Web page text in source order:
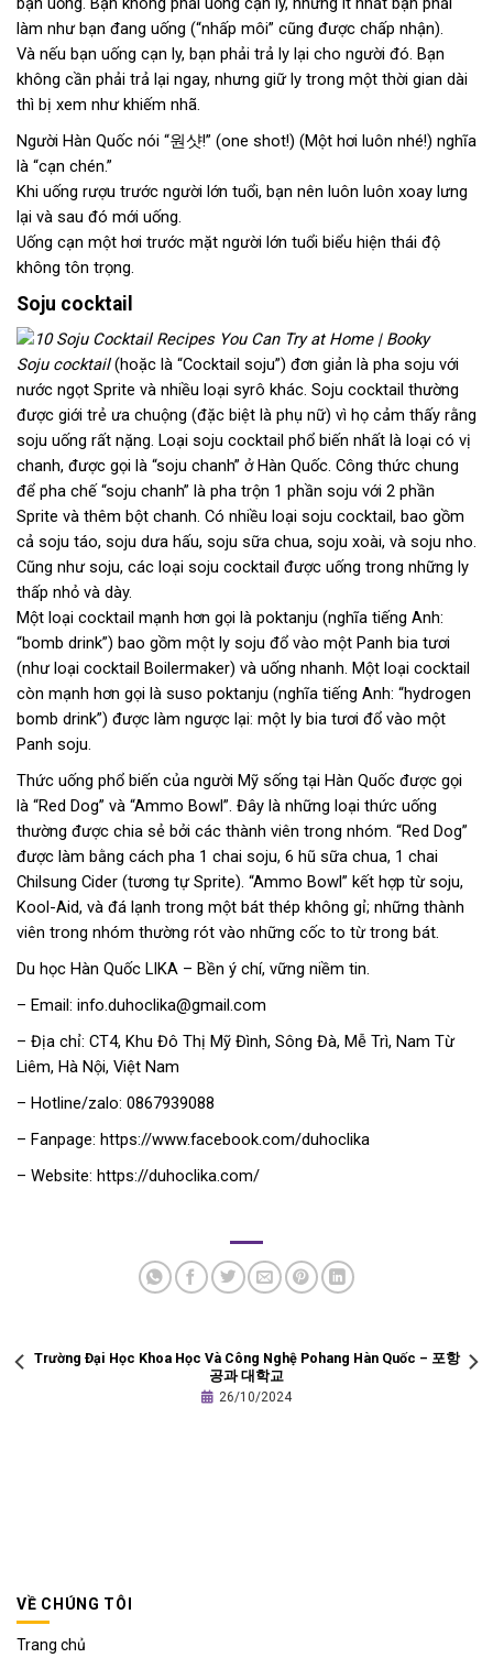
làm như bạn đang uống (“nhấp môi” cũng được chấp nhận).
Và nếu bạn uống cạn ly, bạn phải trả ly lại cho người đó. Bạn
không cần phải trả lại ngay, nhưng giữ ly trong một thời gian dài
thì bị xem như khiếm nhã.
Người Hàn Quốc nói “원샷!” (one shot!) (Một hơi luôn nhé!) nghĩa
là “cạn chén.”
Khi uống rượu trước người lớn tuổi, bạn nên luôn luôn xoay lưng
lại và sau đó mới uống.
Uống cạn một hơi trước mặt người lớn tuổi biểu hiện thái độ
không tôn trọng.
Soju cocktail
Soju cocktail(hoặc là “Cocktail soju”) đơn giản là pha soju với
nước ngọt Sprite và nhiều loại syrô khác. Soju cocktail thường
được giới trẻ ưa chuộng (đặc biệt là phụ nữ) vì họ cảm thấy rằng
soju uống rất nặng. Loại soju cocktail phổ biến nhất là loại có vị
chanh, được gọi là “soju chanh” ở Hàn Quốc. Công thức chung
để pha chế “soju chanh” là pha trộn 1 phần soju với 2 phần
Sprite và thêm bột chanh. Có nhiều loại soju cocktail, bao gồm
cả soju táo, soju dưa hấu, soju sữa chua, soju xoài, và soju nho.
Cũng như soju, các loại soju cocktail được uống trong những ly
thấp nhỏ và dày.
Một loại cocktail mạnh hơn gọi là poktanju (nghĩa tiếng Anh:
“bomb drink”) bao gồm một ly soju đổ vào một Panh bia tươi
(như loại cocktail Boilermaker) và uống nhanh. Một loại cocktail
còn mạnh hơn gọi là suso poktanju (nghĩa tiếng Anh: “hydrogen
bomb drink”) được làm ngược lại: một ly bia tươi đổ vào một
Panh soju.
Thức uống phổ biến của người Mỹ sống tại Hàn Quốc được gọi
là “Red Dog” và “Ammo Bowl”. Đây là những loại thức uống
thường được chia sẻ bởi các thành viên trong nhóm. “Red Dog”
được làm bằng cách pha 1 chai soju, 6 hũ sữa chua, 1 chai
Chilsung Cider (tương tự Sprite). “Ammo Bowl” kết hợp từ soju,
Kool-Aid, và đá lạnh trong một bát thép không gỉ; những thành
viên trong nhóm thường rót vào những cốc to từ trong bát.
Du học Hàn Quốc LIKA – Bền ý chí, vững niềm tin.
– Email: info.duhoclika@gmail.com
– Địa chỉ: CT4, Khu Đô Thị Mỹ Đình, Sông Đà, Mễ Trì, Nam Từ
Liêm, Hà Nội, Việt Nam
– Hotline/zalo: 0867939088
– Fanpage: https://www.facebook.com/duhoclika
– Website: https://duhoclika.com/
Trường Đại Học Khoa Học Và Công Nghệ Pohang Hàn Quốc – 포항
공과 대학교
26/10/2024
VỀ CHÚNG TÔI
Trang chủ